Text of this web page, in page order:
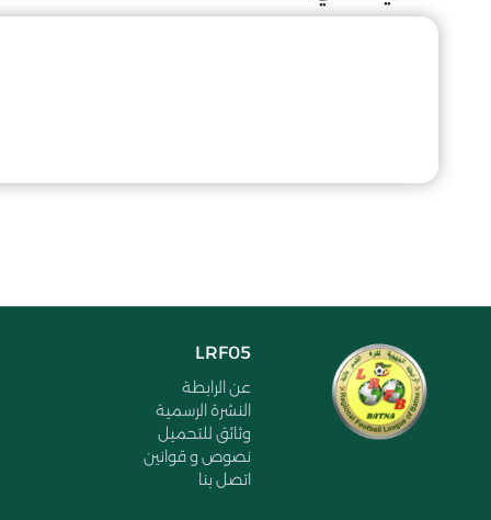
LRF05
عن الرابطة
النشرة الرسمية
وثائق للتحميل
نصوص و قوانين
اتصل بنا